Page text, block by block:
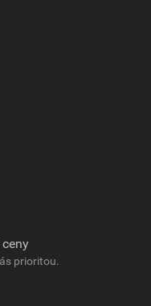
prioritou.